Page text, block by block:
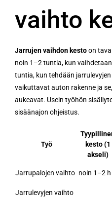
vaihto
Jarrujen vaihdon kestoon
noin 1–2 tuntia, kun
tuntia, kun tehdään
vaikuttavat auton rakenne ja
aukeavat. Usein työhön
sisäänajon ohjeistus.
Työ
kesto (1
akseli)
Jarrupalojen vaihto noin 1–2 h
Jarrulevyjen vaihto